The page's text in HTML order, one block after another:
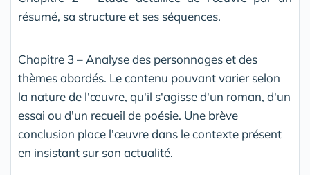
résumé, sa structure et ses séquences.
Chapitre 3 – Analyse des personnages et des
thèmes abordés. Le contenu pouvant varier selon
la nature de l'œuvre, qu'il s'agisse d'un roman, d'un
essai ou d'un recueil de poésie. Une brève
conclusion place l'œuvre dans le contexte présent
en insistant sur son actualité.